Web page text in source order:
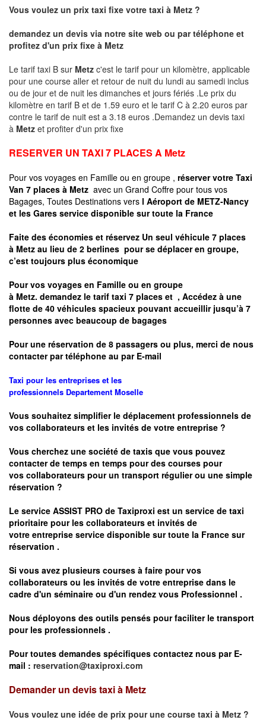
Vous voulez un prix taxi fixe votre taxi à Metz ?
demandez un devis via notre site web ou par téléphone et
profitez d'un prix fixe à Metz
Le tarif taxi B sur Metz c'est le tarif pour un kilomètre, applicable
pour une course aller et retour de nuit du lundi au samedi inclus
ou de jour et de nuit les dimanches et jours fériés .Le prix du
kilomètre en tarif B et de 1.59 euro et le tarif C à 2.20 euros par
contre le tarif de nuit est a 3.18 euros .Demandez un devis taxi
à Metz et profiter d'un prix fixe
RESERVER UN TAXI 7 PLACES A Metz
Pour vos voyages en Famille ou en groupe , réserver votre Taxi
Van 7 places à Metz avec un Grand Coffre pour tous vos
Bagages, Toutes Destinations vers l Aéroport de METZ-Nancy
et les Gares service disponible sur toute la France
Faite des économies et réservez Un seul véhicule 7 places
à Metz au lieu de 2 berlines pour se déplacer en groupe,
c’est toujours plus économique
Pour vos voyages en Famille ou en groupe
à Metz. demandez le tarif taxi 7 places et , Accédez à une
flotte de 40 véhicules spacieux pouvant accueillir jusqu’à 7
personnes avec beaucoup de bagages
Pour une réservation de 8 passagers ou plus, merci de nous
contacter par téléphone au par E-mail
Taxi pour les entreprises et les
professionnels Departement Moselle
Vous souhaitez simplifier le déplacement professionnels de
vos collaborateurs et les invités de votre entreprise ?
Vous cherchez une société de taxis que vous pouvez
contacter de temps en temps pour des courses pour
vos collaborateurs pour un transport régulierou une simple
réservation ?
Le service ASSIST PRO de Taxiproxi est un service de taxi
prioritaire pour les collaborateurs et invités de
votre entreprise service disponible sur toute la France sur
réservation .
Si vous avez plusieurs courses à faire pour vos
collaborateurs ou les invités de votre entreprise dans le
cadre d'un séminaire ou d'un rendez vous Professionnel .
Nous déployons des outils pensés pour faciliter le transport
pour les professionnels .
Pour toutes demandes spécifiques contactez nous par E-
mail : reservation@taxiproxi.com
Demander un devis taxi à Metz
Vous voulez une idée de prix pour une course taxi à Metz ?